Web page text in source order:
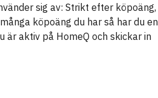
sig av: Strikt efter köpoäng,
köpoäng du har så har du en
är aktiv på HomeQ och skickar in